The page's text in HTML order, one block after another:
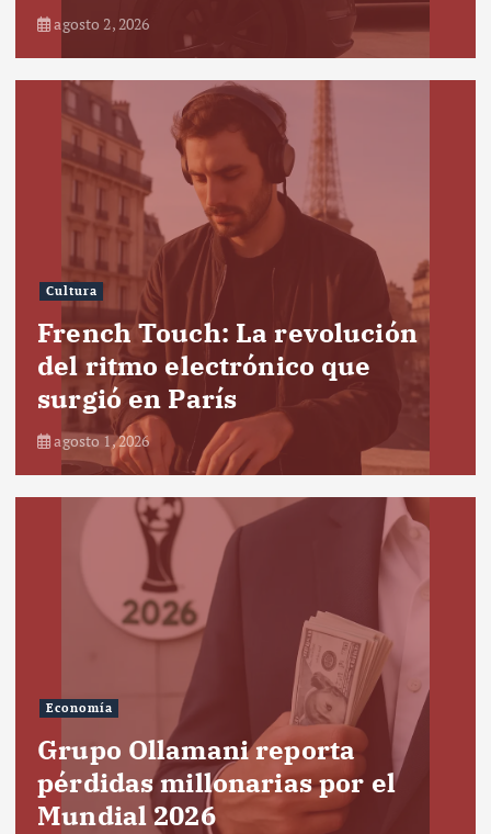
agosto 2, 2026
Cultura
French Touch: La revolución
del ritmo electrónico que
surgió en París
agosto 1, 2026
Economía
Grupo Ollamani reporta
pérdidas millonarias por el
Mundial 2026